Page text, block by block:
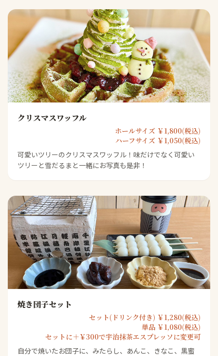
クリスマスワッフル
ホールサイズ ￥1,800(税込)
ハーフサイズ ￥1,050(税込)
可愛いツリーのクリスマスワッフル！味だけでなく可愛い
ツリーと雪だるまと一緒にお写真も是非！
焼き団子セット
セット(ドリンク付き) ￥1,280(税込)
単品 ￥1,080(税込)
セットに＋￥300で宇治抹茶エスプレッソに変更可
自分で焼いたお団子に、みたらし、あんこ、きなこ、黒蜜